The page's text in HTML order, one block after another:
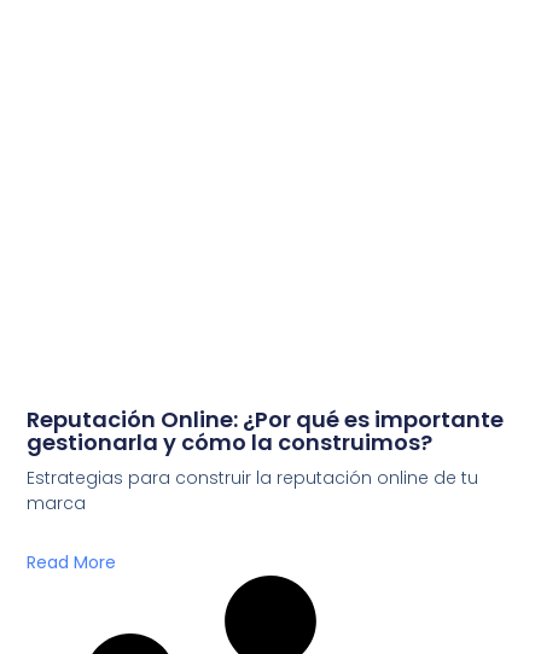
Reputación Online: ¿Por qué es importante
gestionarla y cómo la construimos?
Estrategias para construir la reputación online de tu
marca
Read More